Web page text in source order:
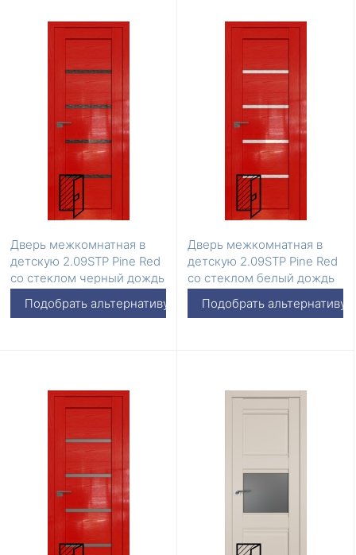
Дверь межкомнатная в
детскую 2.09STP Pine Red
со стеклом черный дождь
Подобрать альтернативу
Дверь межкомнатная в
детскую 2.09STP Pine Red
со стеклом белый дождь
Подобрать альтернативу